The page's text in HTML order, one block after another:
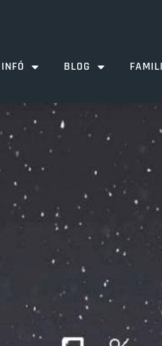
INFÓ BLOG